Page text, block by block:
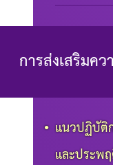
การส่งเสริมคว
แนวปฏิบัติ
และประพ